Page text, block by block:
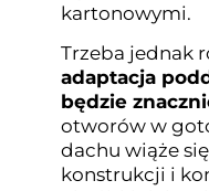
kartonowymi.
Trzeba jednak
adaptacja
będzie
otworów w
dachu wiąże
konstrukcji i